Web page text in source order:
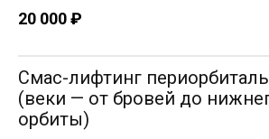
20 000 ₽
Смас-лифтинг
(веки — от бровей до
орбиты)